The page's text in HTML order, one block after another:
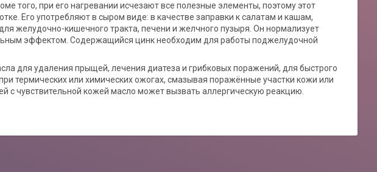
того, при его нагревании исчезают все полезные элементы, поэтому этот
Его употребляют в сыром виде: в качестве заправки к салатам и кашам,
желудочно-кишечного тракта, печени и желчного пузыря. Он нормализует
эффектом. Содержащийся цинк необходим для работы поджелудочной
для удаления прыщей, лечения диатеза и грибковых поражений, для быстрого
термических или химических ожогах, смазывая поражённые участки кожи или
чувствительной кожей масло может вызвать аллергическую реакцию.